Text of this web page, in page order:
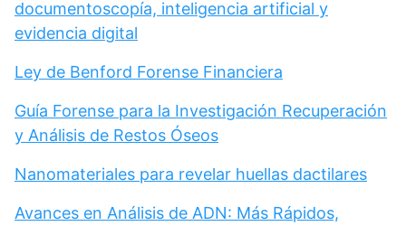
documentoscopía, inteligencia artificial y
evidencia digital
Ley de Benford Forense Financiera
Guía Forense para la Investigación Recuperación
y Análisis de Restos Óseos
Nanomateriales para revelar huellas dactilares
Avances en Análisis de ADN: Más Rápidos,